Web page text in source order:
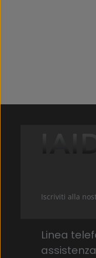
Iscriviti alla
Linea
assistenza